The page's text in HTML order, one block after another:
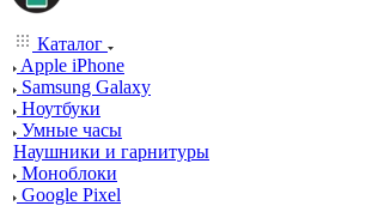
Каталог
Apple iPhone
Samsung Galaxy
Ноутбуки
Умные часы
Наушники и гарнитуры
Моноблоки
Google Pixel